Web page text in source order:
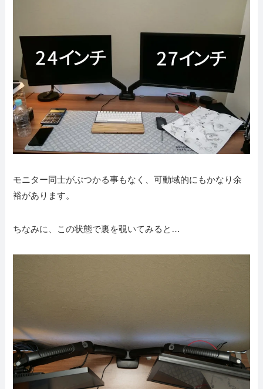
モニター同士がぶつかる事もなく、可動域的にもかなり余
裕があります。
ちなみに、この状態で裏を覗いてみると…